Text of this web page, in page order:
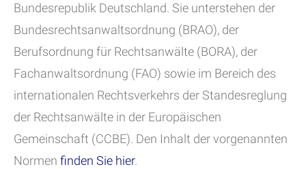
Bundesrepublik Deutschland. Sie unterstehen der
Bundesrechtsanwaltsordnung (BRAO), der
Berufsordnung für Rechtsanwälte (BORA), der
Fachanwaltsordnung (FAO) sowie im Bereich des
internationalen Rechtsverkehrs der Standesreglung
der Rechtsanwälte in der Europäischen
Gemeinschaft (CCBE). Den Inhalt der vorgenannten
Normen finden Sie hier.